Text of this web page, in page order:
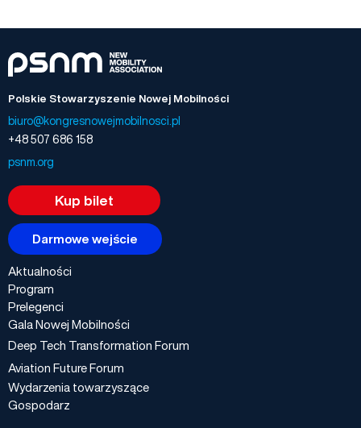
Polskie Stowarzyszenie Nowej Mobilności
biuro@kongresnowejmobilnosci.pl
+48 507 686 158
psnm.org
Kup bilet
Darmowe wejście
Aktualności
Program
Prelegenci
Gala Nowej Mobilności
Deep Tech Transformation Forum
Aviation Future Forum
Wydarzenia towarzyszące
Gospodarz